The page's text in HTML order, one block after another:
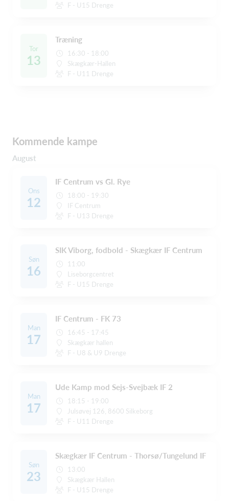
F - U15 Drenge
Tor
13
Træning
16:30 - 18:00
Skægkær-Hallen
F - U11 Drenge
Kommende kampe
August
Ons
12
IF Centrum vs Gl. Rye
18:00 - 19:30
IF Centrum
F - U13 Drenge
Søn
16
SIK Viborg, fodbold - Skægkær IF Centrum
11:00
Liseborgcentret
F - U15 Drenge
Man
17
IF Centrum - FK 73
16:45 - 17:45
Skægkær hallen
F - U8 & U9 Drenge
Man
17
Ude Kamp mod Sejs-Svejbæk IF 2
18:15 - 19:00
Julsøvej 126, 8600 Silkeborg
F - U11 Drenge
Søn
23
Skægkær IF Centrum - Thorsø/Tungelund IF
13:00
Skægkær Hallen
F - U15 Drenge